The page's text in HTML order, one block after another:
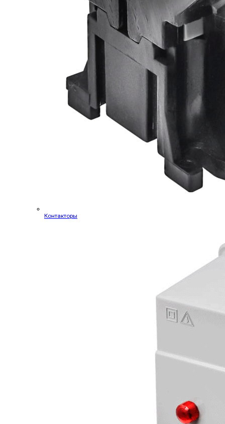
Контакторы